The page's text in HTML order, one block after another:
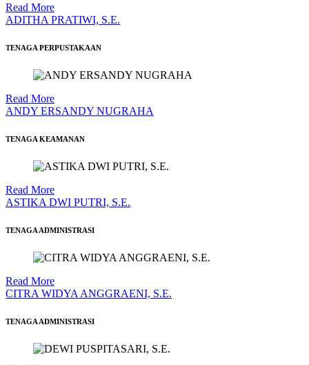
Read More
ADITHA PRATIWI, S.E.
TENAGA PERPUSTAKAAN
Read More
ANDY ERSANDY NUGRAHA
TENAGA KEAMANAN
Read More
ASTIKA DWI PUTRI, S.E.
TENAGA ADMINISTRASI
Read More
CITRA WIDYA ANGGRAENI, S.E.
TENAGA ADMINISTRASI